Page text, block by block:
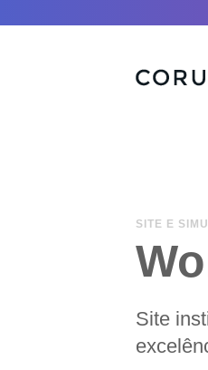
SITE E
Site